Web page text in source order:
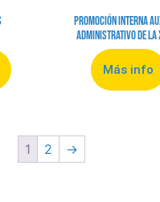
Promoción Interna
Administrativo de la
Más info
1 2 →